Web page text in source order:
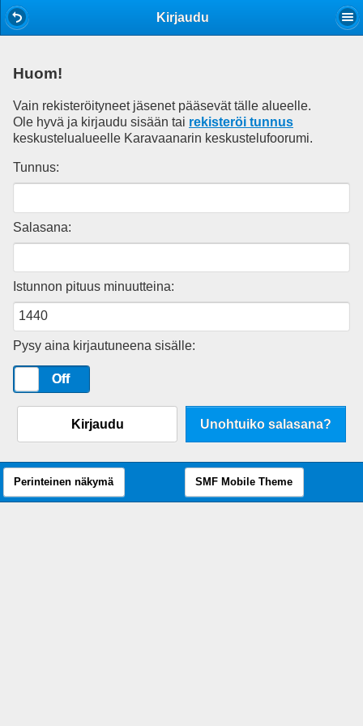
Kirjaudu
Huom!
Vain rekisteröityneet jäsenet pääsevät tälle alueelle.
Ole hyvä ja kirjaudu sisään tai rekisteröi tunnus
keskustelualueelle Karavaanarin keskustelufoorumi.
Tunnus:
Salasana:
Istunnon pituus minuutteina:
Pysy aina kirjautuneena sisälle:
Off
Kirjaudu Unohtuiko salasana?
Perinteinen näkymä SMF Mobile Theme